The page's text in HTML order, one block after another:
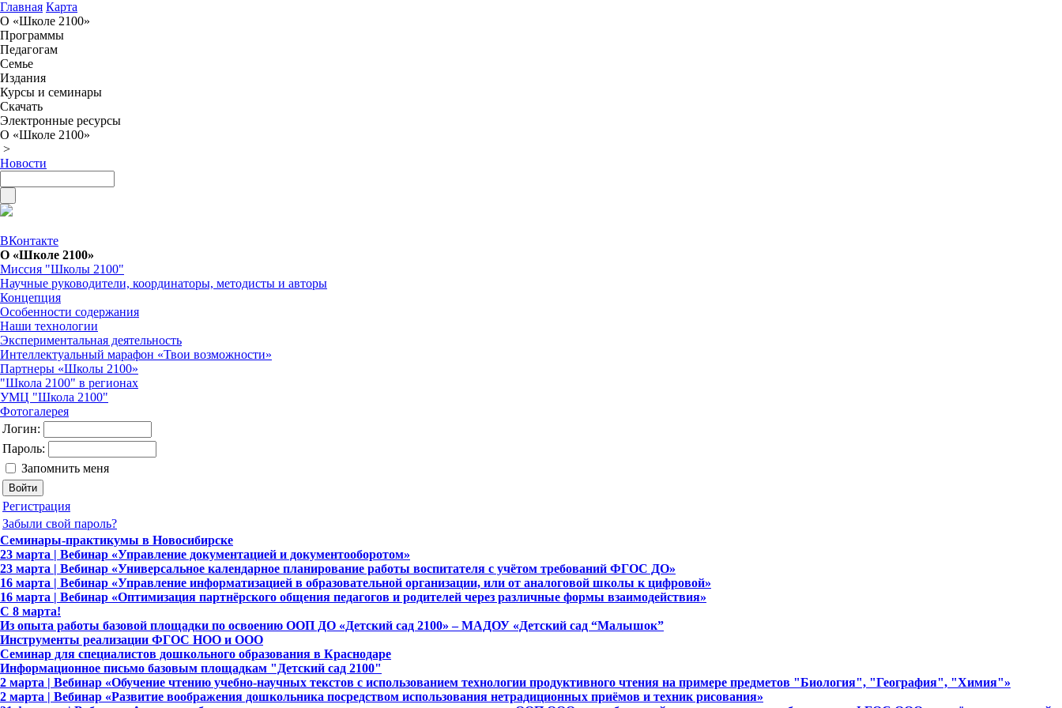
Главная Карта
О «Школе 2100»
Программы
Педагогам
Семье
Издания
Курсы и семинары
Скачать
Электронные ресурсы
О «Школе 2100»
>
Новости
ВКонтакте
О «Школе 2100»
Миссия "Школы 2100"
Научные руководители, координаторы, методисты и авторы
Концепция
Особенности содержания
Наши технологии
Экспериментальная деятельность
Интеллектуальный марафон «Твои возможности»
Партнеры «Школы 2100»
"Школа 2100" в регионах
УМЦ "Школа 2100"
Фотогалерея
Логин:
Пароль:
Запомнить меня
Регистрация
Забыли свой пароль?
Семинары-практикумы в Новосибирске
23 марта | Вебинар «Управление документацией и документооборотом»
23 марта | Вебинар «Универсальное календарное планирование работы воспитателя с учётом требований ФГОС ДО»
16 марта | Вебинар «Управление информатизацией в образовательной организации, или от аналоговой школы к цифровой»
16 марта | Вебинар «Оптимизация партнёрского общения педагогов и родителей через различные формы взаимодействия»
C 8 марта!
Из опыта работы базовой площадки по освоению ООП ДО «Детский сад 2100» – МАДОУ «Детский сад “Малышок”
Инструменты реализации ФГОС НОО и ООО
Семинар для специалистов дошкольного образования в Краснодаре
Информационное письмо базовым площадкам "Детский сад 2100"
2 марта | Вебинар «Обучение чтению учебно-научных текстов с использованием технологии продуктивного чтения на примере предметов "Биология", "География", "Химия"»
2 марта | Вебинар «Развитие воображения дошкольника посредством использования нетрадиционных приёмов и техник рисования»